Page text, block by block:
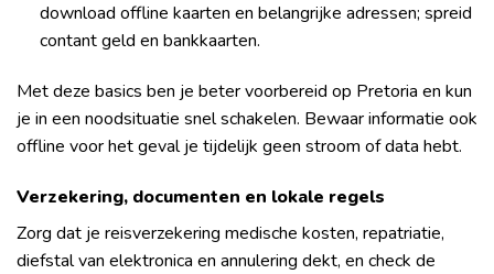
download offline kaarten en belangrijke adressen; spreid
contant geld en bankkaarten.
Met deze basics ben je beter voorbereid op Pretoria en kun
je in een noodsituatie snel schakelen. Bewaar informatie ook
offline voor het geval je tijdelijk geen stroom of data hebt.
Verzekering, documenten en lokale regels
Zorg dat je reisverzekering medische kosten, repatriatie,
diefstal van elektronica en annulering dekt, en check de